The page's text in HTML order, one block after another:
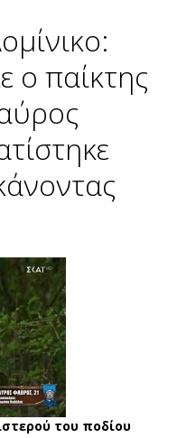
ο παίκτης
του ποδίου